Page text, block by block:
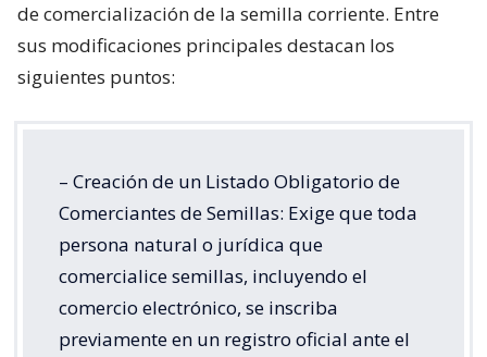
de comercialización de la semilla corriente. Entre
sus modificaciones principales destacan los
siguientes puntos:
– Creación de un Listado Obligatorio de
Comerciantes de Semillas: Exige que toda
persona natural o jurídica que
comercialice semillas, incluyendo el
comercio electrónico, se inscriba
previamente en un registro oficial ante el